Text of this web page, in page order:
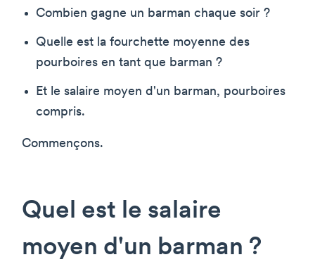
Combien gagne un barman chaque soir ?
Quelle est la fourchette moyenne des
pourboires en tant que barman ?
Et le salaire moyen d'un barman, pourboires
compris.
Commençons.
Quel est le salaire
moyen d'un barman ?